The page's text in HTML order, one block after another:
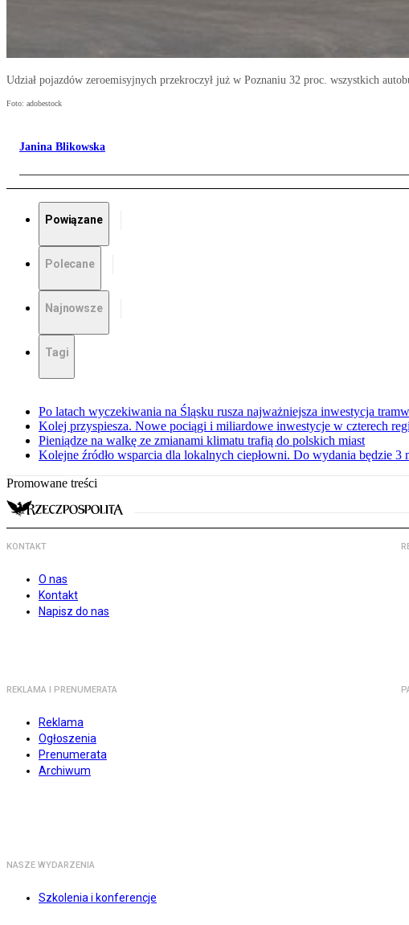
Udział pojazdów zeroemisyjnych przekroczył już w Poznaniu 32 proc. wszystkich
Foto: adobestock
Janina Blikowska
Powiązane
Polecane
Najnowsze
Tagi
Po latach wyczekiwania na Śląsku rusza najważniejsza inwestycja
Kolej przyspiesza. Nowe pociągi i miliardowe inwestycje w czterech
Pieniądze na walkę ze zmianami klimatu trafią do polskich miast
Kolejne źródło wsparcia dla lokalnych ciepłowni. Do wydania będzie 3
Promowane treści
KONTAKT
O nas
Kontakt
Napisz do nas
REKLAMA I PRENUMERATA
Reklama
Ogłoszenia
Prenumerata
Archiwum
NASZE WYDARZENIA
Szkolenia i konferencje